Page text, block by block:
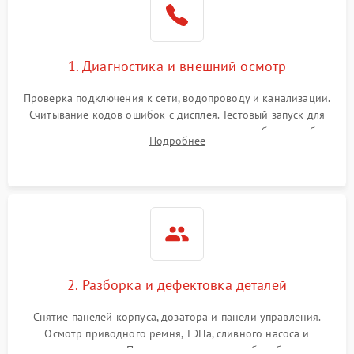
1. Диагностика и внешний осмотр
Проверка подключения к сети, водопроводу и канализации.
Считывание кодов ошибок с дисплея. Тестовый запуск для
выявления посторонних шумов, протечек или сбоев в работе
электронного модуля управления.
Подробнее
2. Разборка и дефектовка деталей
Снятие панелей корпуса, дозатора и панели управления.
Осмотр приводного ремня, ТЭНа, сливного насоса и
амортизаторов. Проверка подшипников барабана и